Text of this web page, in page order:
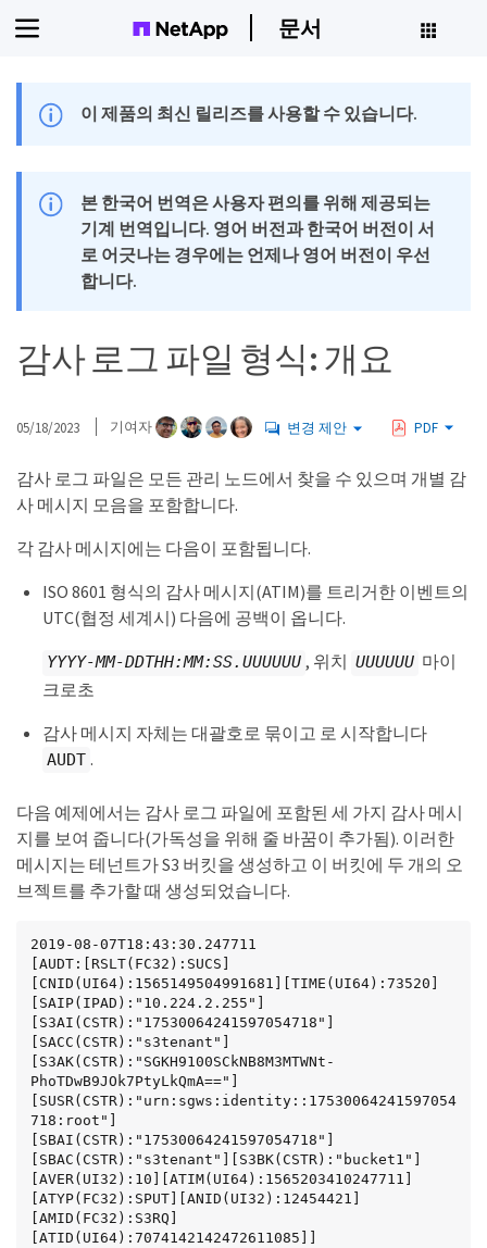
문서
이 제품의 최신 릴리즈를 사용할 수 있습니다.
본 한국어 번역은 사용자 편의를 위해 제공되는
기계 번역입니다. 영어 버전과 한국어 버전이 서
로 어긋나는 경우에는 언제나 영어 버전이 우선
합니다.
감사 로그 파일 형식: 개요
05/18/2023 기여자 변경 제안 PDF
감사 로그 파일은 모든 관리 노드에서 찾을 수 있으며 개별 감
사 메시지 모음을 포함합니다.
각 감사 메시지에는 다음이 포함됩니다.
ISO 8601 형식의 감사 메시지(ATIM)를 트리거한 이벤트의
UTC(협정 세계시) 다음에 공백이 옵니다.
YYYY-MM-DDTHH:MM:SS.UUUUUU , 위치 UUUUUU 마이
크로초
감사 메시지 자체는 대괄호로 묶이고 로 시작합니다
AUDT .
다음 예제에서는 감사 로그 파일에 포함된 세 가지 감사 메시
지를 보여 줍니다(가독성을 위해 줄 바꿈이 추가됨). 이러한
메시지는 테넌트가 S3 버킷을 생성하고 이 버킷에 두 개의 오
브젝트를 추가할 때 생성되었습니다.
2019-08-07T18:43:30.247711
[AUDT:[RSLT(FC32):SUCS]
[CNID(UI64):1565149504991681][TIME(UI64):73520]
[SAIP(IPAD):"10.224.2.255"]
[S3AI(CSTR):"17530064241597054718"]
[SACC(CSTR):"s3tenant"]
[S3AK(CSTR):"SGKH9100SCkNB8M3MTWNt-
PhoTDwB9JOk7PtyLkQmA=="]
[SUSR(CSTR):"urn:sgws:identity::17530064241597054
718:root"]
[SBAI(CSTR):"17530064241597054718"]
[SBAC(CSTR):"s3tenant"][S3BK(CSTR):"bucket1"]
[AVER(UI32):10][ATIM(UI64):1565203410247711]
[ATYP(FC32):SPUT][ANID(UI32):12454421]
[AMID(FC32):S3RQ]
[ATID(UI64):7074142142472611085]]